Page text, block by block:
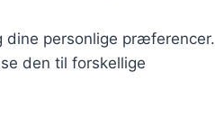
dine personlige præferencer.
den til forskellige